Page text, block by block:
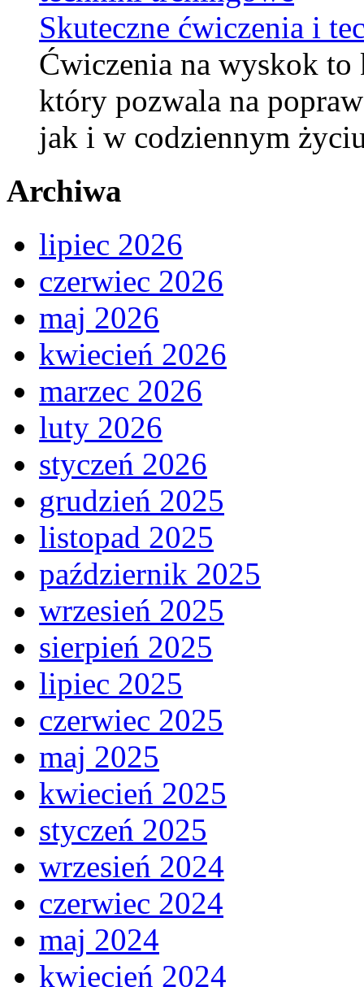
Skuteczne ćwiczenia i
Ćwiczenia na wyskok
który pozwala na
jak i w codziennym
Archiwa
lipiec 2026
czerwiec 2026
maj 2026
kwiecień 2026
marzec 2026
luty 2026
styczeń 2026
grudzień 2025
listopad 2025
październik 2025
wrzesień 2025
sierpień 2025
lipiec 2025
czerwiec 2025
maj 2025
kwiecień 2025
styczeń 2025
wrzesień 2024
czerwiec 2024
maj 2024
kwiecień 2024